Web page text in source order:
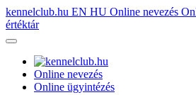
kennelclub.hu EN HU Online nevezés
értéktár
Online nevezés
Online ügyintézés